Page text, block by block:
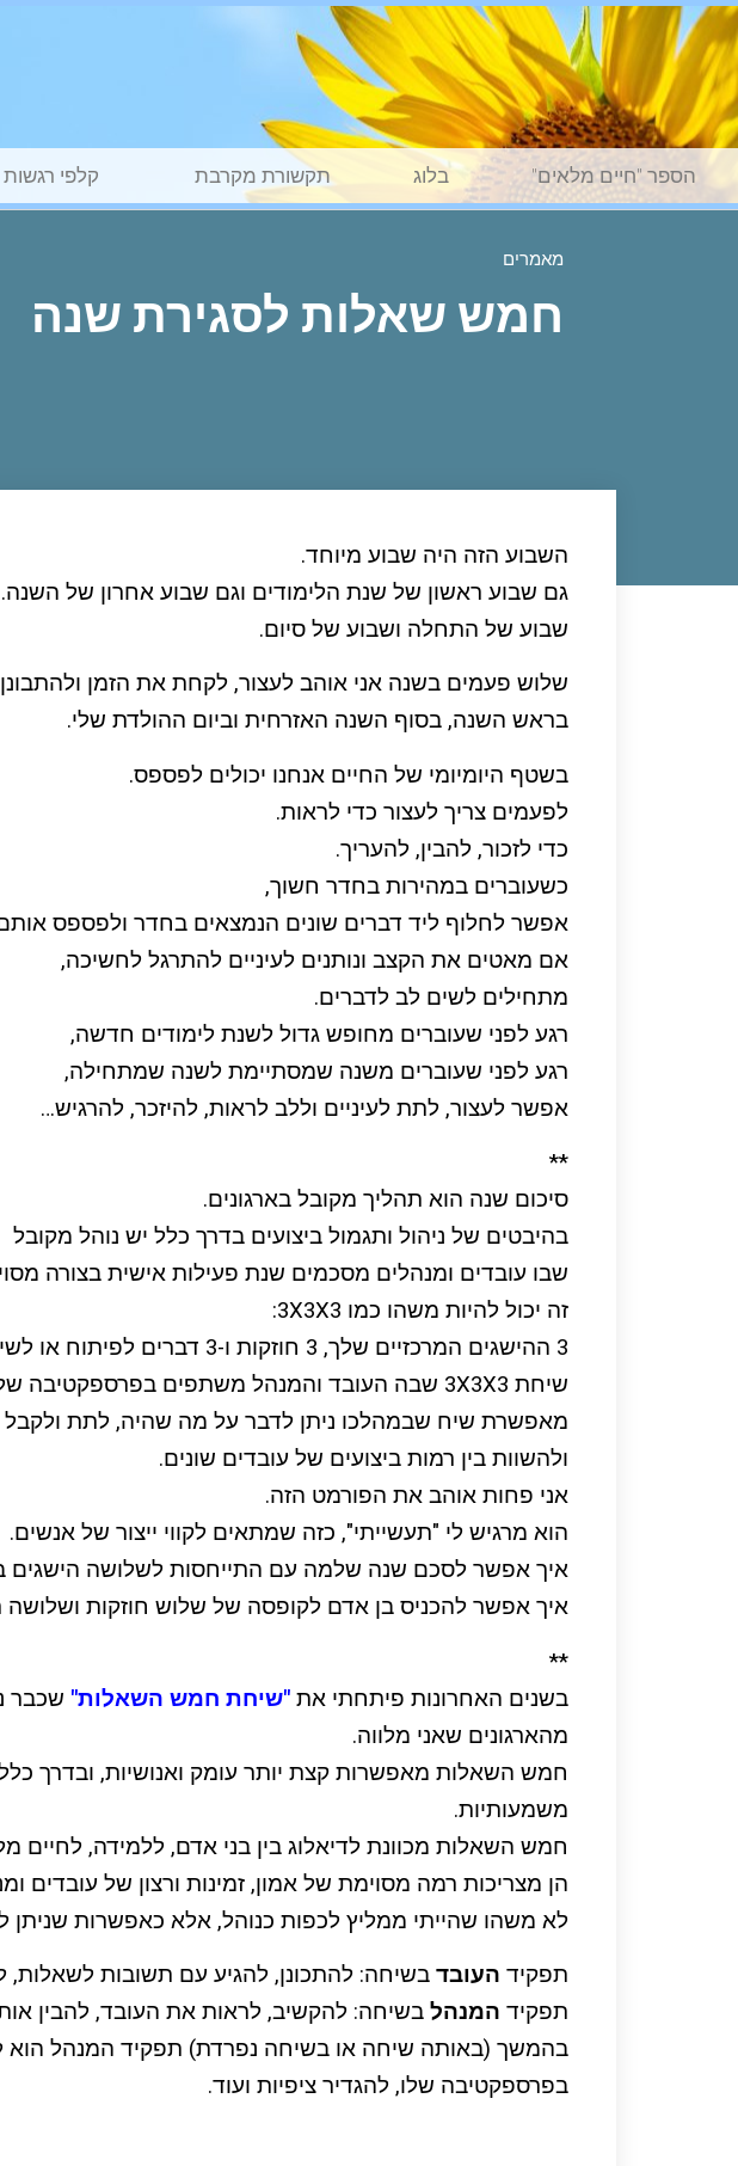
הספר "חיים מלאים" בלוג תקשורת מקרבת קלפי רגשות
מאמרים
חמש שאלות לסגירת שנה
השבוע הזה היה שבוע מיוחד.
גם שבוע ראשון של שנת הלימודים וגם שבוע אחרון של השנה.
שבוע של התחלה ושבוע של סיום.
שלוש פעמים בשנה אני אוהב לעצור, לקחת את הזמן
בראש השנה, בסוף השנה האזרחית וביום ההולדת שלי.
בשטף היומיומי של החיים אנחנו יכולים לפספס.
לפעמים צריך לעצור כדי לראות.
כדי לזכור, להבין, להעריך.
כשעוברים במהירות בחדר חשוך,
אפשר לחלוף ליד דברים שונים הנמצאים בחדר ולפספס
אם מאטים את הקצב ונותנים לעיניים להתרגל לחשיכה,
מתחילים לשים לב לדברים.
רגע לפני שעוברים מחופש גדול לשנת לימודים חדשה,
רגע לפני שעוברים משנה שמסתיימת לשנה שמתחילה,
אפשר לעצור, לתת לעיניים וללב לראות, להיזכר, להרגיש…
**
סיכום שנה הוא תהליך מקובל בארגונים.
בהיבטים של ניהול ותגמול ביצועים בדרך כלל יש נוהל מקובל
שבו עובדים ומנהלים מסכמים שנת פעילות אישית בצורה
זה יכול להיות משהו כמו 3X3X3:
3 ההישגים המרכזיים שלך, 3 חוזקות ו-3 דברים לפיתוח או לשיפור.
שיחת 3X3X3 שבה העובד והמנהל משתפים בפרספקטיבה שלהם,
מאפשרת שיח שבמהלכו ניתן לדבר על מה שהיה, לתת ולקבל
ולהשוות בין רמות ביצועים של עובדים שונים.
אני פחות אוהב את הפורמט הזה.
הוא מרגיש לי "תעשייתי", כזה שמתאים לקווי ייצור של אנשים.
איך אפשר לסכם שנה שלמה עם התייחסות לשלושה הישגים
איך אפשר להכניס בן אדם לקופסה של שלוש חוזקות ושלושה
**
בשנים האחרונות פיתחתי את "שיחת חמש השאלות" שכבר
מהארגונים שאני מלווה.
חמש השאלות מאפשרות קצת יותר עומק ואנושיות, ובדרך
משמעותיות.
חמש השאלות מכוונת לדיאלוג בין בני אדם, ללמידה, לחיים
הן מצריכות רמה מסוימת של אמון, זמינות ורצון של עובדים
לא משהו שהייתי ממליץ לכפות כנוהל, אלא כאפשרות שניתן
תפקיד העובד בשיחה: להתכונן, להגיע עם תשובות לשאלות,
תפקיד המנהל בשיחה: להקשיב, לראות את העובד, להבין
בהמשך (באותה שיחה או בשיחה נפרדת) תפקיד המנהל
בפרספקטיבה שלו, להגדיר ציפיות ועוד.